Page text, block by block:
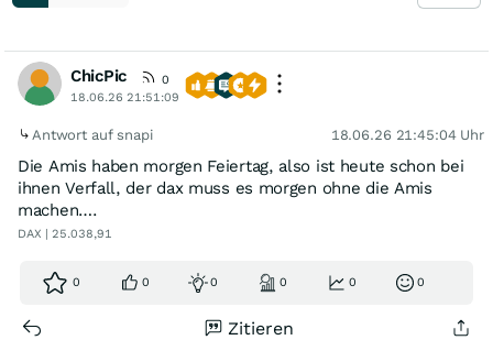
ChicPic
0
18.06.26 21:51:09
Antwort auf snapi 18.06.26 21:45:04 Uhr
Die Amis haben morgen Feiertag, also ist heute schon bei
ihnen Verfall, der dax muss es morgen ohne die Amis
machen….
DAX | 25.038,91
0 0 0 0 0 0
Zitieren